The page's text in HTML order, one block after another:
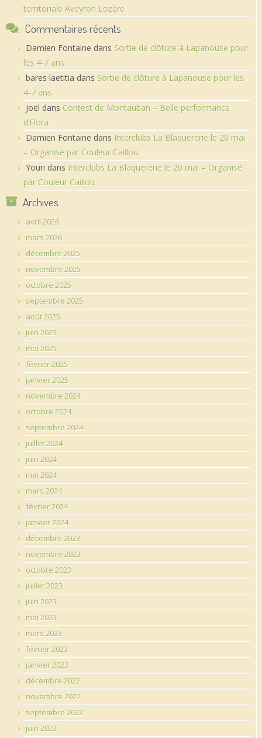
territoriale Aveyron Lozère
Commentaires récents
Damien Fontaine dans Sortie de clôture à Lapanouse pour
les 4-7 ans
bares laetitia dans Sortie de clôture à Lapanouse pour les
4-7 ans
Joël dans Contest de Montauban – Belle performance
d’Elora
Damien Fontaine dans Interclubs La Blaquererie le 20 mai
– Organisé par Couleur Caillou
Youri dans Interclubs La Blaquererie le 20 mai – Organisé
par Couleur Caillou
Archives
avril 2026
mars 2026
décembre 2025
novembre 2025
octobre 2025
septembre 2025
août 2025
juin 2025
mai 2025
février 2025
janvier 2025
novembre 2024
octobre 2024
septembre 2024
juillet 2024
juin 2024
mai 2024
mars 2024
février 2024
janvier 2024
décembre 2023
novembre 2023
octobre 2023
juillet 2023
juin 2023
mai 2023
mars 2023
février 2023
janvier 2023
décembre 2022
novembre 2022
septembre 2022
juin 2022